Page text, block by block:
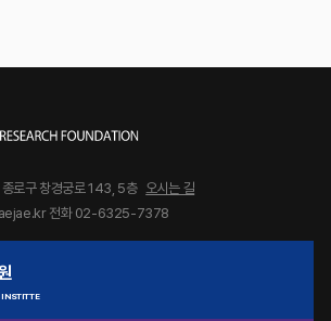
로구 창경궁로 143, 5층 오시는 길
전화 02-6325-7378
INSTITTE